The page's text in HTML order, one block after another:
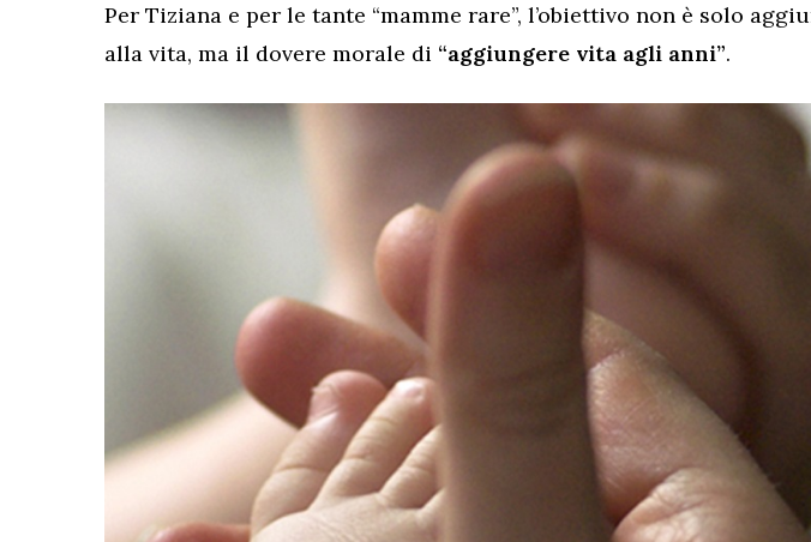
Per Tiziana e per le tante “mamme rare”, l’obiettivo non è solo
alla vita, ma il dovere morale di “aggiungere vita agli anni”.